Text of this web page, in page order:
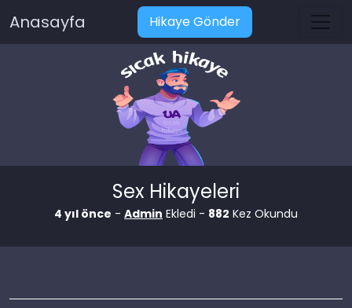
Anasayfa Hikaye Gönder
Sex Hikayeleri
4 yıl önce - Admin Ekledi - 882 Kez Okundu